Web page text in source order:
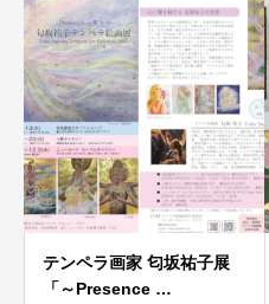
テンペラ画家 匂坂祐子展
「～Presence …